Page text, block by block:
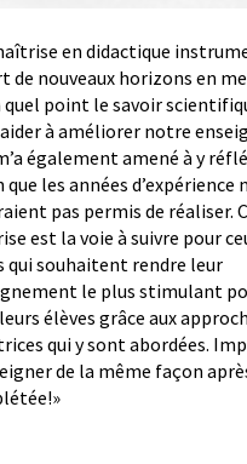
en didactique
de nouveaux horizons en
quel point le savoir
à améliorer notre
également amené à y
que les années d’expérience
pas permis de réaliser.
est la voie à suivre pour
qui souhaitent rendre leur
le plus stimulant
élèves grâce aux
qui y sont abordées.
de la même façon